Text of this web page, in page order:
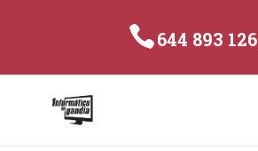
644 893 126